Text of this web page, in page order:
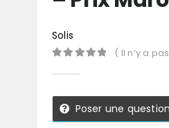
Solis
( Il n’y a
Poser une question